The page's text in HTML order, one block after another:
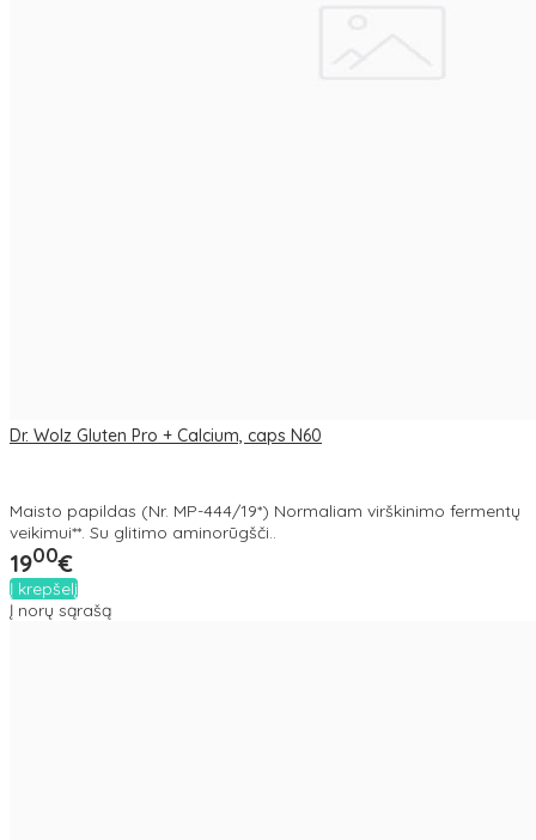
Dr. Wolz Gluten Pro + Calcium, caps N60
Maisto papildas (Nr. MP-444/19*) Normaliam virškinimo fermentų
veikimui**. Su glitimo aminorūgšči..
1900€
Į krepšelį
Į norų sąrašą